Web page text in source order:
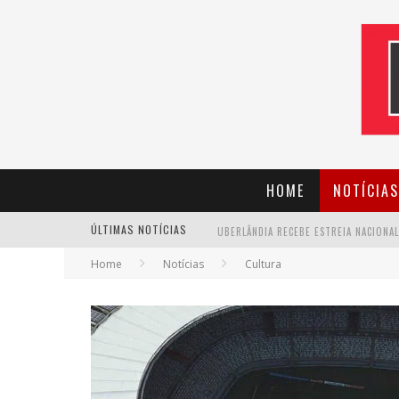
HOME NOTÍCIAS
ÚLTIMAS NOTÍCIAS
CANTOR EVANDRO JR. NA
Home Notícias Cultura